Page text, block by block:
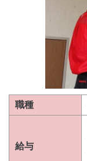
職種
給与